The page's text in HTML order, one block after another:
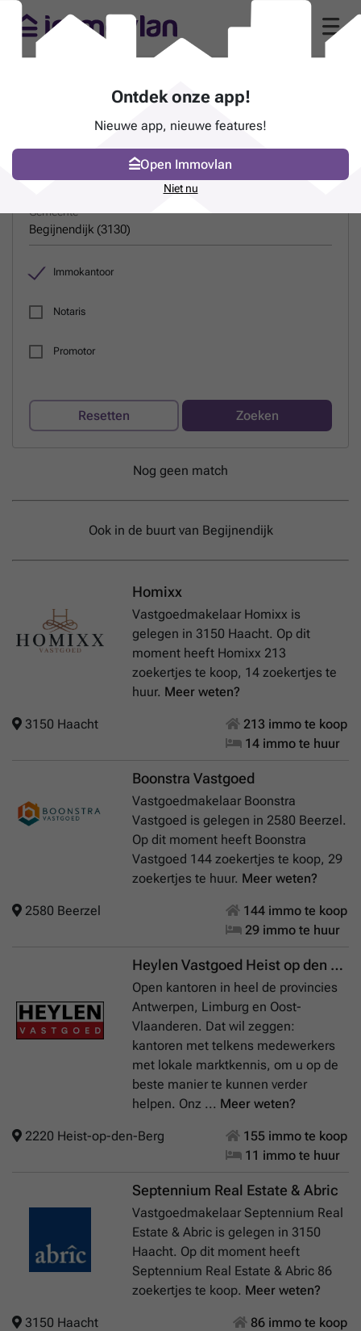
ZOEK EEN PROFESSIONAL
Naam
Gemeente
Immokantoor
Notaris
Promotor
Resetten Zoeken
Nog geen match
Ook in de buurt van Begijnendijk
Homixx
Vastgoedmakelaar Homixx is
gelegen in 3150 Haacht. Op dit
moment heeft Homixx 213
zoekertjes te koop, 14 zoekertjes te
huur. Meer weten?
3150 Haacht
213 immo te koop
14 immo te huur
Boonstra Vastgoed
Vastgoedmakelaar Boonstra
Vastgoed is gelegen in 2580 Beerzel.
Op dit moment heeft Boonstra
Vastgoed 144 zoekertjes te koop, 29
zoekertjes te huur. Meer weten?
2580 Beerzel
144 immo te koop
29 immo te huur
Heylen Vastgoed Heist op den Berg
Open kantoren in heel de provincies
Antwerpen, Limburg en Oost-
Vlaanderen. Dat wil zeggen:
kantoren met telkens medewerkers
met lokale marktkennis, om u op de
beste manier te kunnen verder
helpen. Onz ... Meer weten?
2220 Heist-op-den-Berg
155 immo te koop
11 immo te huur
Septennium Real Estate & Abric
Vastgoedmakelaar Septennium Real
Estate & Abric is gelegen in 3150
Haacht. Op dit moment heeft
Septennium Real Estate & Abric 86
zoekertjes te koop. Meer weten?
3150 Haacht 86 immo te koop
Ontdek onze app!
Nieuwe app, nieuwe features!
Open Immovlan
Niet nu